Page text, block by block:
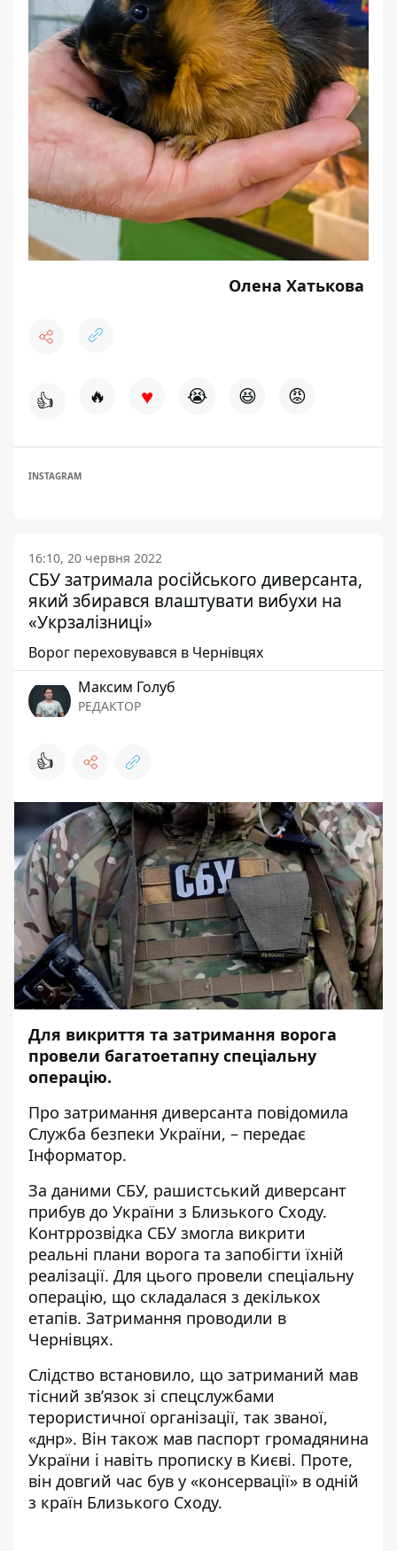
Олена Хатькова
👍 🔥 ♥ 😭 😆 😡
INSTAGRAM
16:10, 20 червня 2022
СБУ затримала російського диверсанта,
який збирався влаштувати вибухи на
«Укрзалізниці»
Ворог переховувався в Чернівцях
Максим Голуб
РЕДАКТОР
👍
Для викриття та затримання ворога
провели багатоетапну спеціальну
операцію.
Про затримання диверсанта повідомила
Служба безпеки України, – передає
Інформатор.
За даними СБУ, рашистський диверсант
прибув до України з Близького Сходу.
Контррозвідка СБУ змогла викрити
реальні плани ворога та запобігти їхній
реалізації. Для цього провели спеціальну
операцію, що складалася з декількох
етапів. Затримання проводили в
Чернівцях.
Слідство встановило, що затриманий мав
тісний зв’язок зі спецслужбами
терористичної організації, так званої,
«днр». Він також мав паспорт громадянина
України і навіть прописку в Києві. Проте,
він довгий час був у «консервації» в одній
з країн Близького Сходу.